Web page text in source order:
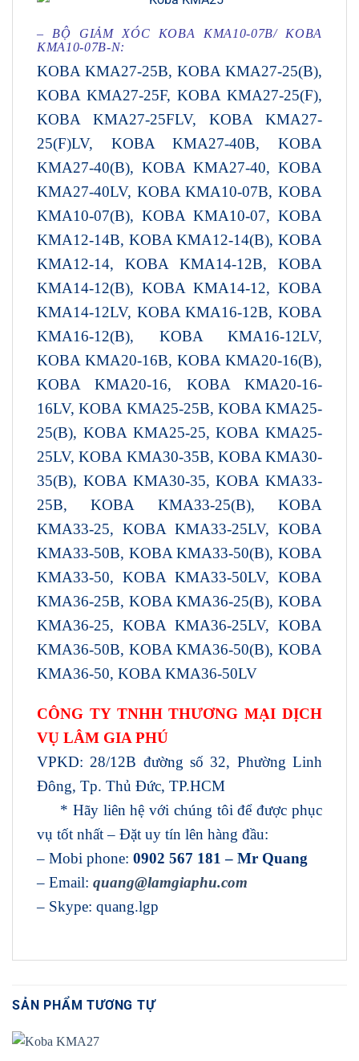
– BỘ GIẢM XÓC KOBA KMA10-07B/ KOBA
KMA10-07B-N:
KOBA KMA27-25B, KOBA KMA27-25(B),
KOBA KMA27-25F, KOBA KMA27-25(F),
KOBA KMA27-25FLV, KOBA KMA27-
25(F)LV, KOBA KMA27-40B, KOBA
KMA27-40(B), KOBA KMA27-40, KOBA
KMA27-40LV, KOBA KMA10-07B, KOBA
KMA10-07(B), KOBA KMA10-07, KOBA
KMA12-14B, KOBA KMA12-14(B), KOBA
KMA12-14, KOBA KMA14-12B, KOBA
KMA14-12(B), KOBA KMA14-12, KOBA
KMA14-12LV, KOBA KMA16-12B, KOBA
KMA16-12(B), KOBA KMA16-12LV,
KOBA KMA20-16B, KOBA KMA20-16(B),
KOBA KMA20-16, KOBA KMA20-16-
16LV, KOBA KMA25-25B, KOBA KMA25-
25(B), KOBA KMA25-25, KOBA KMA25-
25LV, KOBA KMA30-35B, KOBA KMA30-
35(B), KOBA KMA30-35, KOBA KMA33-
25B, KOBA KMA33-25(B), KOBA
KMA33-25, KOBA KMA33-25LV, KOBA
KMA33-50B, KOBA KMA33-50(B), KOBA
KMA33-50, KOBA KMA33-50LV, KOBA
KMA36-25B, KOBA KMA36-25(B), KOBA
KMA36-25, KOBA KMA36-25LV, KOBA
KMA36-50B, KOBA KMA36-50(B), KOBA
KMA36-50, KOBA KMA36-50LV
CÔNG TY TNHH THƯƠNG MẠI DỊCH
VỤ LÂM GIA PHÚ
VPKD: 28/12B đường số 32, Phường Linh
Đông, Tp. Thủ Đức, TP.HCM
* Hãy liên hệ với chúng tôi để được phục
vụ tốt nhất – Đặt uy tín lên hàng đầu:
– Mobi phone: 0902 567 181 – Mr Quang
– Email: quang@lamgiaphu.com
– Skype: quang.lgp
SẢN PHẨM TƯƠNG TỰ